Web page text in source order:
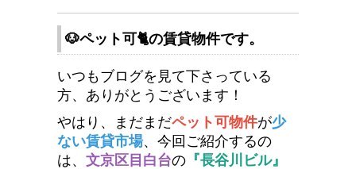
🐶ペット可🐈の賃貸物件です。
いつもブログを見て下さっている
方、ありがとうございます！
やはり、まだまだペット可物件が少
ない賃貸市場、今回ご紹介するの
は、 文京区目白台の 『長谷川ビル』